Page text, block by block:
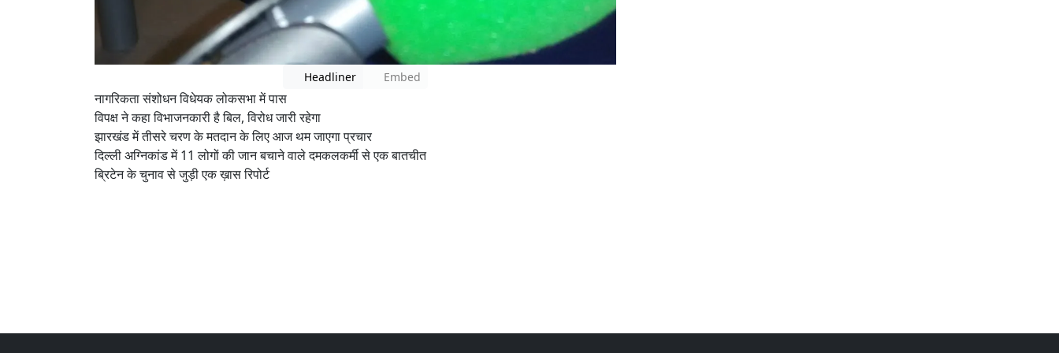
Headliner Embed
नागरिकता संशोधन विधेयक लोकसभा में पास
विपक्ष ने कहा विभाजनकारी है बिल, विरोध जारी रहेगा
झारखंड में तीसरे चरण के मतदान के लिए आज थम जाएगा प्रचार
दिल्ली अग्निकांड में 11 लोगों की जान बचाने वाले दमकलकर्मी से एक बातचीत
ब्रिटेन के चुनाव से जुड़ी एक ख़ास रिपोर्ट